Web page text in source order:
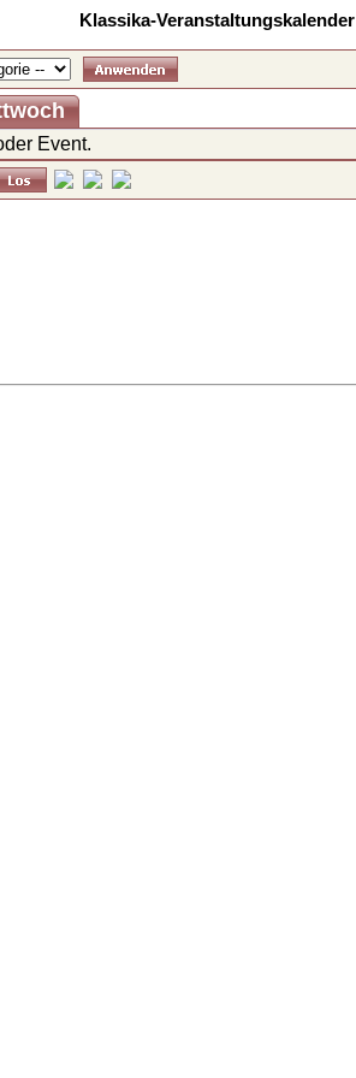
Klassika-Veranstaltungskalender
Event.